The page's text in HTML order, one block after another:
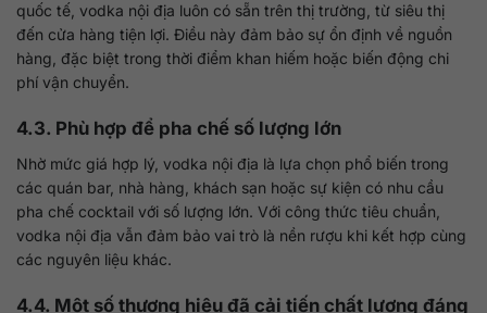
quốc tế, vodka nội địa luôn có sẵn trên thị trường, từ siêu thị
đến cửa hàng tiện lợi. Điều này đảm bảo sự ổn định về nguồn
hàng, đặc biệt trong thời điểm khan hiếm hoặc biến động chi
phí vận chuyển.
4.3. Phù hợp để pha chế số lượng lớn
Nhờ mức giá hợp lý, vodka nội địa là lựa chọn phổ biến trong
các quán bar, nhà hàng, khách sạn hoặc sự kiện có nhu cầu
pha chế cocktail với số lượng lớn. Với công thức tiêu chuẩn,
vodka nội địa vẫn đảm bảo vai trò là nền rượu khi kết hợp cùng
các nguyên liệu khác.
4.4. Một số thương hiệu đã cải tiến chất lượng đáng